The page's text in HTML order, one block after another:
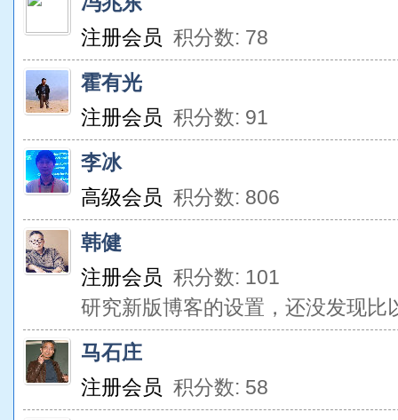
注册会员 积分数: 78
霍有光
注册会员 积分数: 91
李冰
高级会员 积分数: 806
韩健
注册会员 积分数: 101
研究新版博客的设置，还没发现比
马石庄
注册会员 积分数: 58